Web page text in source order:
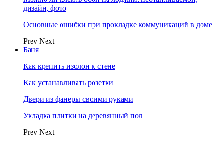
дизайн, фото
Основные ошибки при прокладке коммуникаций в доме
Prev Next
Баня
Как крепить изолон к стене
Как устанавливать розетки
Двери из фанеры своими руками
Укладка плитки на деревянный пол
Prev Next